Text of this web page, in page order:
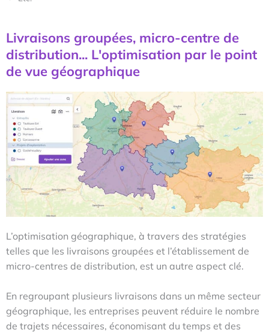
Livraisons groupées, micro-centre de
distribution... L'optimisation par le point
de vue géographique
L’optimisation géographique, à travers des stratégies
telles que les livraisons groupées et l’établissement de
micro-centres de distribution, est un autre aspect clé.
En regroupant plusieurs livraisons dans un même secteur
géographique, les entreprises peuvent réduire le nombre
de trajets nécessaires, économisant du temps et des